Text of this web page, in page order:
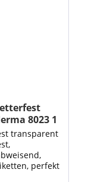
8023 1
transparent
perfekt